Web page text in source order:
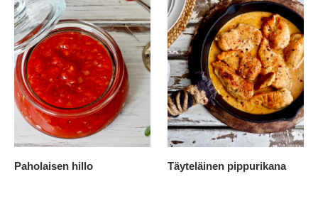
Paholaisen hillo Täyteläinen pippurikana